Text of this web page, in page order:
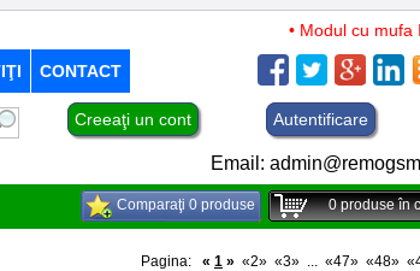
• Modul cu mufa
CONTACT
Creeaţi un cont Autentificare
Email:
Comparaţi 0 produse 0produse în
Pagina: « 1 » «2» «3» ... «47» «48»